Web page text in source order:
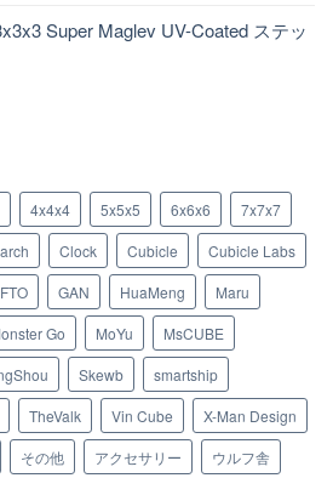
Super Maglev UV-Coated ステッ
4x4x4 5x5x5 6x6x6
7x7x7
Clock Cubicle
Cubicle Labs
FTO GAN HuaMeng
Maru
Go MoYu
MsCUBE
Skewb
smartship
TheValk Vin Cube
X-Man Design
その他 アクセサリー
ウルフ舎